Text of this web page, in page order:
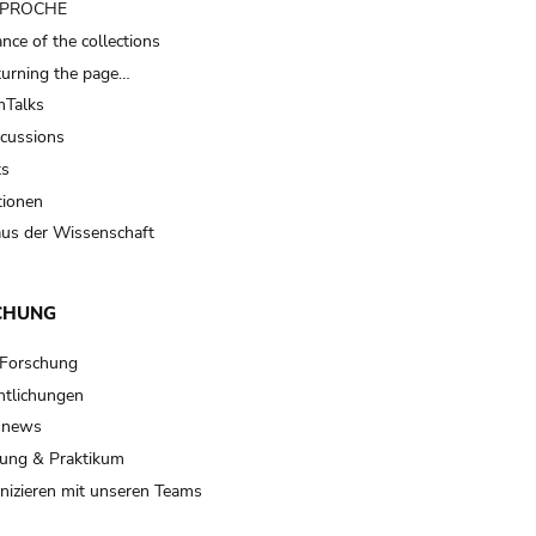
of the collections
the page…
der Wissenschaft
& Praktikum
mit unseren Teams